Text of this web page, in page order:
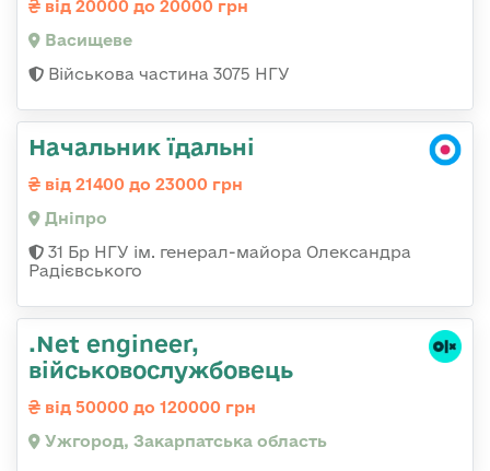
від 20000 до 20000 грн
Васищеве
Військова частина 3075 НГУ
Начальник їдальні
від 21400 до 23000 грн
Дніпро
31 Бр НГУ ім. генерал-майора Олександра
Радієвського
.Net engineer,
військовослужбовець
від 50000 до 120000 грн
Ужгород, Закарпатська область